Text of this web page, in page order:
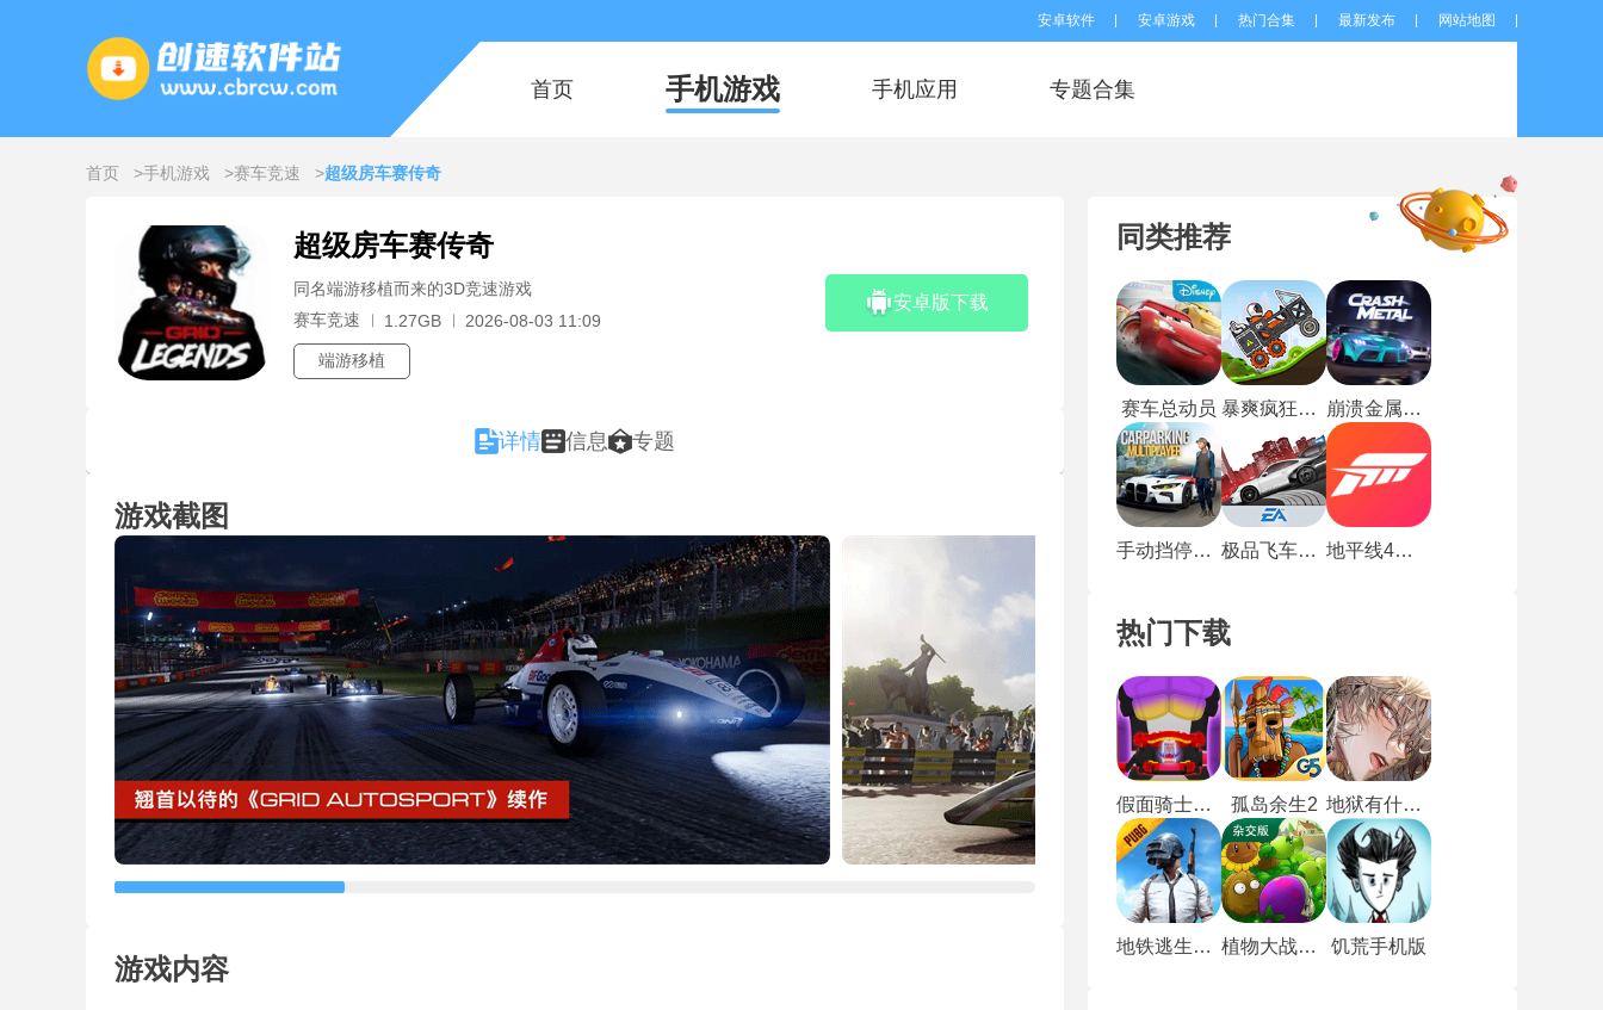
安卓软件 安卓游戏 热门合集 最新发布 网站地图
首页 手机游戏 手机应用 专题合集
首页 手机游戏 赛车竞速 超级房车赛传奇
超级房车赛传奇
同名端游移植而来的3D竞速游戏
赛车竞速
1.27GB 2026-08-03 11:09
端游移植
安卓版下载
详情 信息 专题
游戏截图
游戏内容
同类推荐
赛车总动员 暴爽疯狂赛车单机版 崩溃金属赛车最新版
手动挡停车场最新版 极品飞车17最高通缉 地平线4最新版
热门下载
假面骑士加布腰带模拟器豪华版 孤岛余生2 地狱有什么不好的中文版
地铁逃生测试服 植物大战僵尸杂交版直装版 饥荒手机版